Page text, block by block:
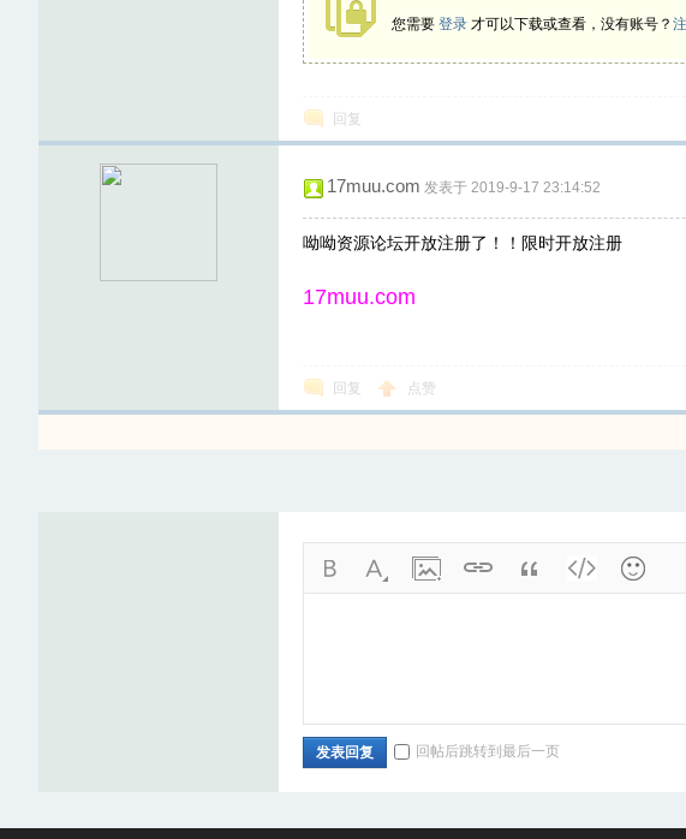
您需要 登录 才可以下载或查看，没有账号？
回复
17muu.com 发表于 2019-9-17 23:14:52
呦呦资源论坛开放注册了！！限时开放注册
17muu.com
回复 点赞
发表回复 回帖后跳转到最后一页